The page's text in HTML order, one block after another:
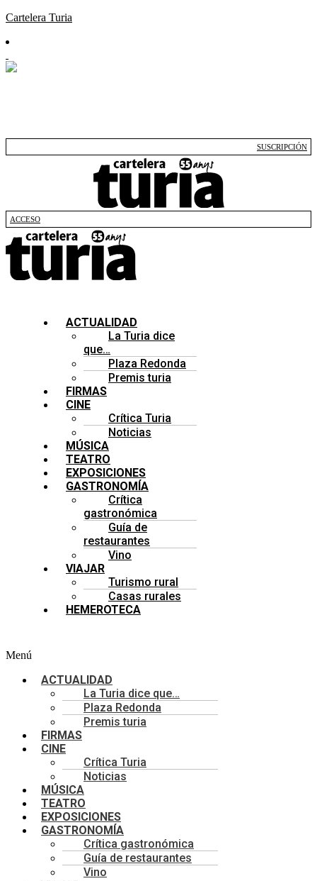
Cartelera Turia
SUSCRIPCIÓN
ACCESO
ACTUALIDAD
La Turia dice
que…
Plaza Redonda
Premis turia
FIRMAS
CINE
Crítica Turia
Noticias
MÚSICA
TEATRO
EXPOSICIONES
GASTRONOMÍA
Crítica
gastronómica
Guía de
restaurantes
Vino
VIAJAR
Turismo rural
Casas rurales
HEMEROTECA
Menú
ACTUALIDAD
La Turia dice que…
Plaza Redonda
Premis turia
FIRMAS
CINE
Crítica Turia
Noticias
MÚSICA
TEATRO
EXPOSICIONES
GASTRONOMÍA
Crítica gastronómica
Guía de restaurantes
Vino